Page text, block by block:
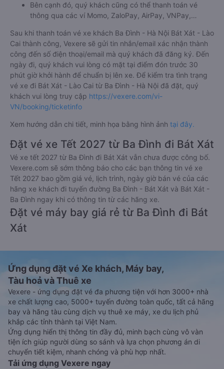
Bên cạnh đó, quý khách cũng có thể thanh toán vé
thông qua các ví Momo, ZaloPay, AirPay, VNPay,…
Sau khi thanh toán vé xe khách Ba Đình - Hà Nội Bát Xát - Lào
Cai thành công, Vexere sẽ gửi tin nhắn/email xác nhận thành
công đến số điện thoại/email mà quý khách đã đăng ký. Đến
ngày đi, quý khách vui lòng có mặt tại điểm đón trước 30
phút giờ khởi hành để chuẩn bị lên xe. Để kiểm tra tình trạng
vé xe đi Bát Xát - Lào Cai từ Ba Đình - Hà Nội đã đặt, quý
khách vui lòng truy cập https://vexere.com/vi-
VN/booking/ticketinfo
Xem hướng dẫn chi tiết, minh họa bằng hình ảnh tại đây.
Đặt vé xe Tết 2027 từ Ba Đình đi Bát Xát
Vé xe tết 2027 từ Ba Đình đi Bát Xát vẫn chưa được công bố.
Vexere.com sẽ sớm thông báo cho các bạn thông tin vé xe
Tết 2027 bao gồm giá vé, lịch trình, ngày giờ bán vé của các
hãng xe khách đi tuyến đường Ba Đình - Bát Xát và Bát Xát -
Ba Đình ngay khi có thông tin từ các hãng xe.
Đặt vé máy bay giá rẻ từ Ba Đình đi Bát
Xát
Ứng dụng đặt vé Xe khách, Máy bay,
Tàu hoả và Thuê xe
Vexere - ứng dụng đặt vé đa phương tiện với hơn 3000+ nhà
xe chất lượng cao, 5000+ tuyến đường toàn quốc, tất cả hãng
bay và hãng tàu cùng dịch vụ thuê xe máy, xe du lịch phủ
khắp các tỉnh thành tại Việt Nam.
Ứng dụng hiển thị thông tin đầy đủ, minh bạch cùng vô vàn
tiện ích giúp người dùng so sánh và lựa chọn phương án di
chuyển tiết kiệm, nhanh chóng và phù hợp nhất.
Tải ứng dụng Vexere ngay